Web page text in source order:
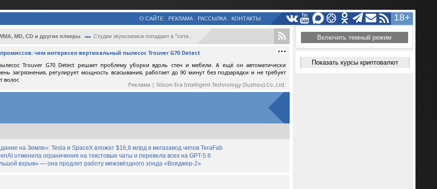
18+
О САЙТЕ РЕКЛАМА РАССЫЛКА КОНТАКТЫ
MD, CD и другие плееры Студии звукозаписи попадают в "сети...
чем интересен вертикальный пылесос Trouver G70 Detect
Trouver G70 Detect решает проблему уборки вдоль стен и мебели. А ещё он автоматически
загрязнения, регулирует мощность всасывания, работает до 90 минут без подзарядки и не требует
волос
Реклама | Silicon Era Intelligent Technology (Suzhou) Co.,Ltd.
на Земле»: Tesla и SpaceX вложат $16,8 млрд в мегазавод чипов TeraFab
отменила ограничения на текстовые чаты и перевела всех на GPT-5.6
взрыв» — она продлит работу межзвёздного зонда «Вояджер-2»
Включить темный режим
Показать курсы криптовалют